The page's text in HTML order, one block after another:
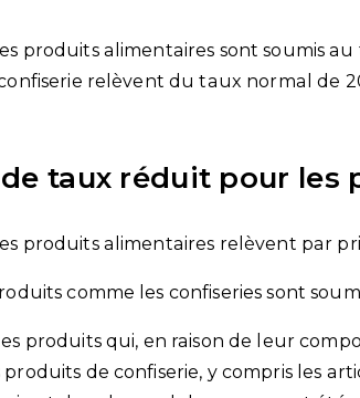
produits alimentaires sont soumis au
relèvent du taux normal de
de taux réduit pour les
produits alimentaires relèvent par
comme les confiseries sont
produits qui, en raison de leur
de confiserie, y compris les